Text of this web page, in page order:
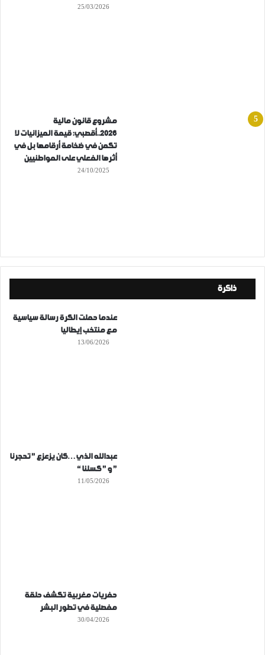
25/03/2026
مشروع قانون مالية
2026..أقصبي: قيمة الميزانيات لا
تكمن في ضخامة أرقامها بل في
أثرها الفعلي على المواطنيين
24/10/2025
ذاكرة
عندما حملت الكرة رسالة سياسية
مع منتخب إيطاليا
13/06/2026
عبدالله الذي…كان يزعزع ” تحجرنا
” و ” كسلنا “
11/05/2026
حفريات مغربية تكشف حلقة
مفصلية في تطور البشر
30/04/2026